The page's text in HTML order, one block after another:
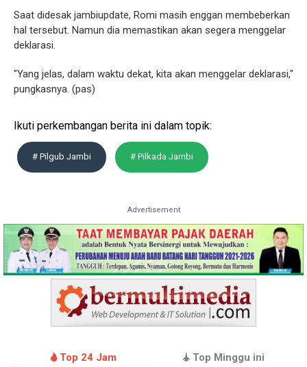
Saat didesak jambiupdate, Romi masih enggan membeberkan
hal tersebut. Namun dia memastikan akan segera menggelar
deklarasi.
"Yang jelas, dalam waktu dekat, kita akan menggelar deklarasi,"
pungkasnya. (pas)
Ikuti perkembangan berita ini dalam topik:
# Pilgub Jambi # Pilkada Jambi
Advertisement
Top 24 Jam Top Minggu ini